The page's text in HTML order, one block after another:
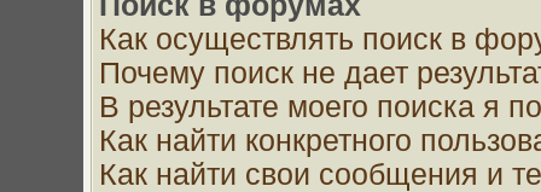
Как осуществлять поиск в
Почему поиск не дает
В результате моего поиска я
Как найти конкретного
Как найти свои сообщения и